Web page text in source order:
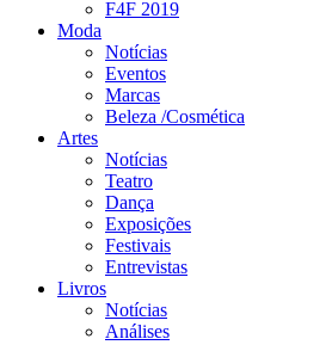
F4F 2019
Moda
Notícias
Eventos
Marcas
Beleza /Cosmética
Artes
Notícias
Teatro
Dança
Exposições
Festivais
Entrevistas
Livros
Notícias
Análises